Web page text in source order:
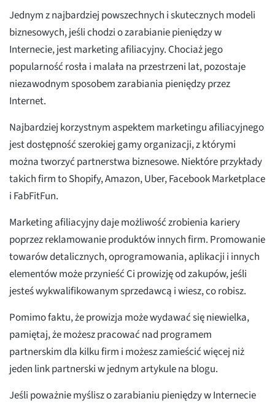
Jednym z najbardziej powszechnych i skutecznych modeli
biznesowych, jeśli chodzi o zarabianie pieniędzy w
Internecie, jest marketing afiliacyjny. Chociaż jego
popularność rosła i malała na przestrzeni lat, pozostaje
niezawodnym sposobem zarabiania pieniędzy przez
Internet.
Najbardziej korzystnym aspektem marketingu afiliacyjnego
jest dostępność szerokiej gamy organizacji, z którymi
można tworzyć partnerstwa biznesowe. Niektóre przykłady
takich firm to Shopify, Amazon, Uber, Facebook Marketplace
i FabFitFun.
Marketing afiliacyjny daje możliwość zrobienia kariery
poprzez reklamowanie produktów innych firm. Promowanie
towarów detalicznych, oprogramowania, aplikacji i innych
elementów może przynieść Ci prowizję od zakupów, jeśli
jesteś wykwalifikowanym sprzedawcą i wiesz, co robisz.
Pomimo faktu, że prowizja może wydawać się niewielka,
pamiętaj, że możesz pracować nad programem
partnerskim dla kilku firm i możesz zamieścić więcej niż
jeden link partnerski w jednym artykule na blogu.
Jeśli poważnie myślisz o zarabianiu pieniędzy w Internecie